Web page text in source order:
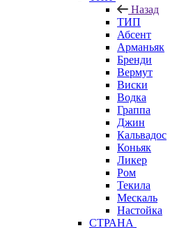
Назад
ТИП
Абсент
Арманьяк
Бренди
Вермут
Виски
Водка
Граппа
Джин
Кальвадос
Коньяк
Ликер
Ром
Текила
Мескаль
Настойка
СТРАНА